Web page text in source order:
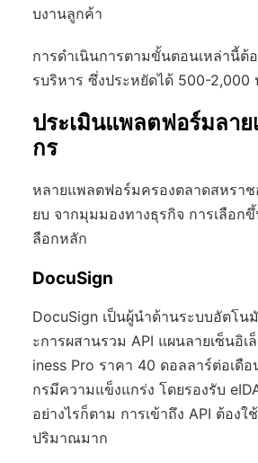
บงานลูกค้า
การดำเนินการตามขั้นตอนเหล่านี้
รบริหาร ซึ่งประหยัดได้ 500-
ประเมินแพลตฟอร์มลา
กร
หลายแพลตฟอร์มครองตลาดสหรา
ยบ จากมุมมองทางธุรกิจ การเลือ
ลือกหลัก
DocuSign
DocuSign เป็นผู้นำด้านระบบอัตโ
ะการผสานรวม API แผนลายเซ็นอิ
iness Pro ราคา 40 ดอลลาร์ต่อเดื
กรมีความแข็งแกร่ง โดยรองรับ
อย่างไรก็ตาม การเข้าถึง API ต้อ
ปริมาณมาก